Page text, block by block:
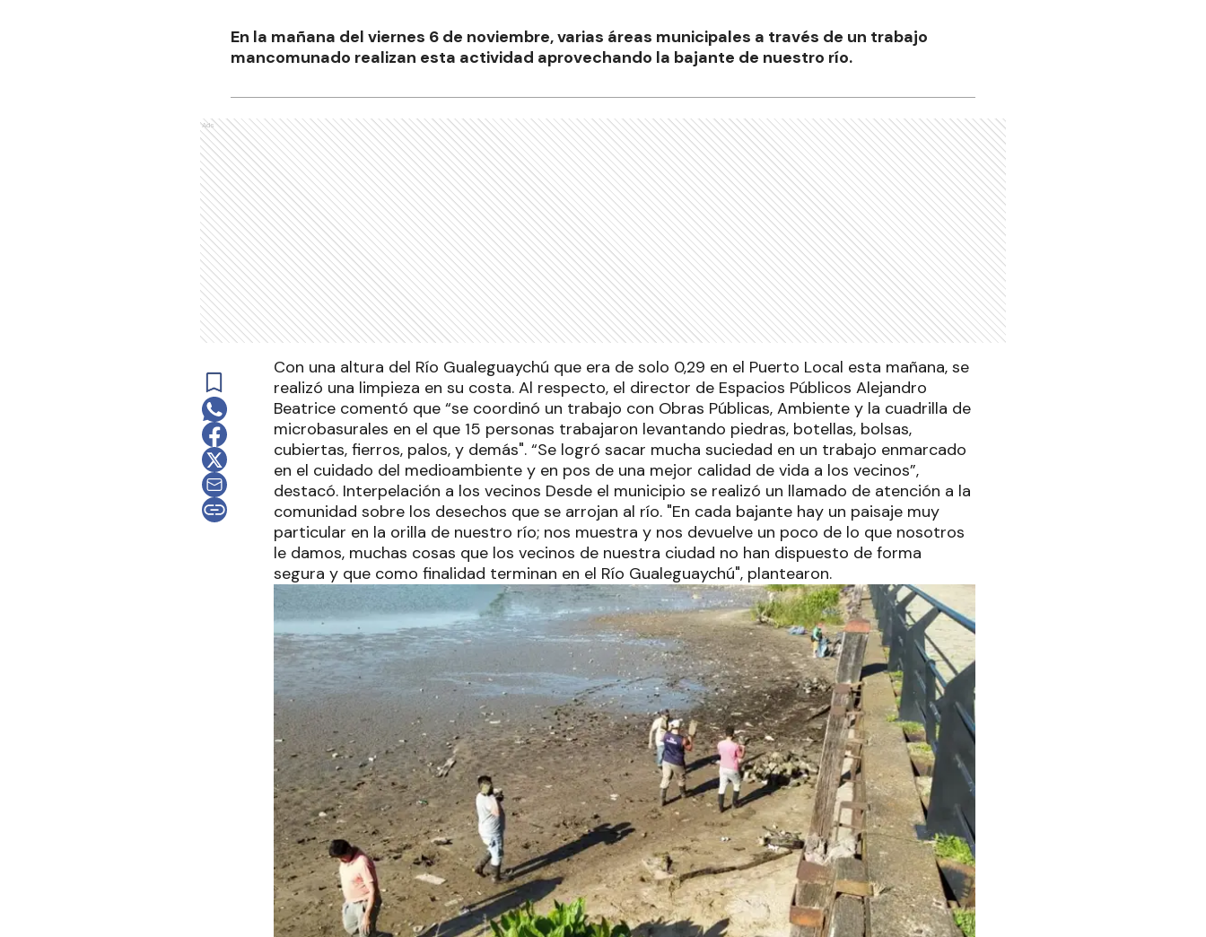
En la mañana del viernes 6 de noviembre, varias áreas municipales a través de un trabajo
mancomunado realizan esta actividad aprovechando la bajante de nuestro río.
Ads
Con una altura del Río Gualeguaychú que era de solo 0,29 en el Puerto Local esta mañana, se
realizó una limpieza en su costa. Al respecto, el director de Espacios Públicos Alejandro
Beatrice comentó que “se coordinó un trabajo con Obras Públicas, Ambiente y la cuadrilla de
microbasurales en el que 15 personas trabajaron levantando piedras, botellas, bolsas,
cubiertas, fierros, palos, y demás". “Se logró sacar mucha suciedad en un trabajo enmarcado
en el cuidado del medioambiente y en pos de una mejor calidad de vida a los vecinos”,
destacó. Interpelación a los vecinos Desde el municipio se realizó un llamado de atención a la
comunidad sobre los desechos que se arrojan al río. "En cada bajante hay un paisaje muy
particular en la orilla de nuestro río; nos muestra y nos devuelve un poco de lo que nosotros
le damos, muchas cosas que los vecinos de nuestra ciudad no han dispuesto de forma
segura y que como finalidad terminan en el Río Gualeguaychú", plantearon.